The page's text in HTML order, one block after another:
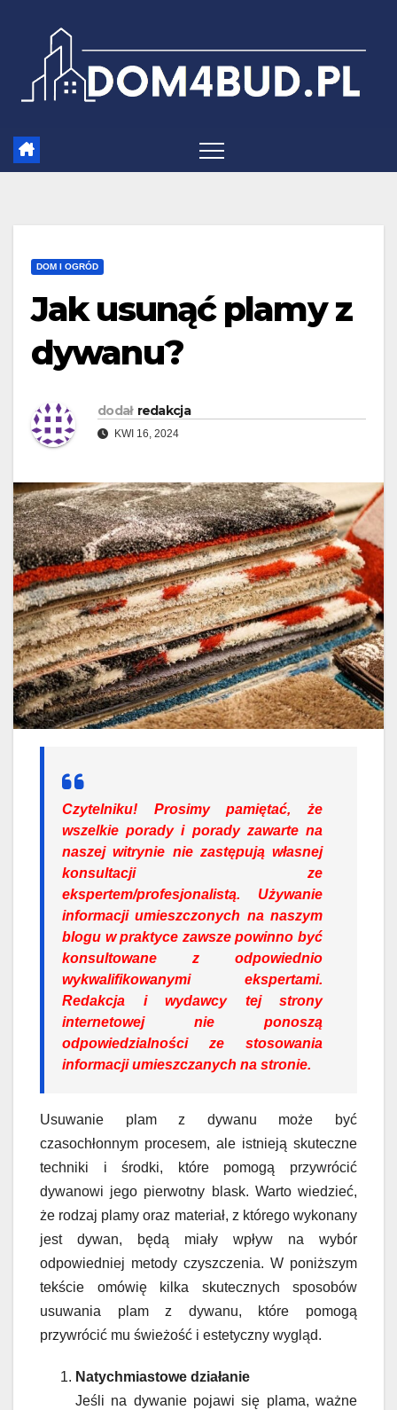
DOM I OGRÓD
Jak usunąć plamy z
dywanu?
dodał redakcja
KWI 16, 2024
Czytelniku! Prosimy pamiętać, że
wszelkie porady i porady zawarte na
naszej witrynie nie zastępują własnej
konsultacji ze
ekspertem/profesjonalistą. Używanie
informacji umieszczonych na naszym
blogu w praktyce zawsze powinno być
konsultowane z odpowiednio
wykwalifikowanymi ekspertami.
Redakcja i wydawcy tej strony
internetowej nie ponoszą
odpowiedzialności ze stosowania
informacji umieszczanych na stronie.
Usuwanie plam z dywanu może być
czasochłonnym procesem, ale istnieją skuteczne
techniki i środki, które pomogą przywrócić
dywanowi jego pierwotny blask. Warto wiedzieć,
że rodzaj plamy oraz materiał, z którego wykonany
jest dywan, będą miały wpływ na wybór
odpowiedniej metody czyszczenia. W poniższym
tekście omówię kilka skutecznych sposobów
usuwania plam z dywanu, które pomogą
przywrócić mu świeżość i estetyczny wygląd.
Natychmiastowe działanie
Jeśli na dywanie pojawi się plama, ważne